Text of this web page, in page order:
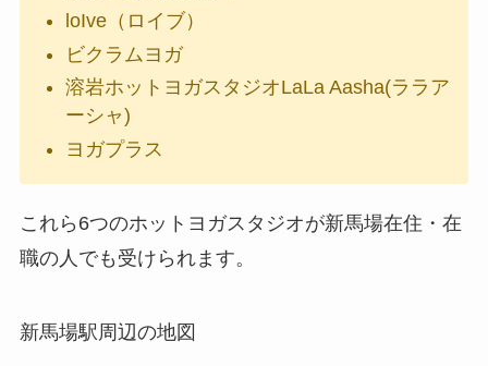
loIve（ロイブ）
ビクラムヨガ
溶岩ホットヨガスタジオLaLa Aasha(ララア
ーシャ)
ヨガプラス
これら6つのホットヨガスタジオが新馬場在住・在
職の人でも受けられます。
新馬場駅周辺の地図